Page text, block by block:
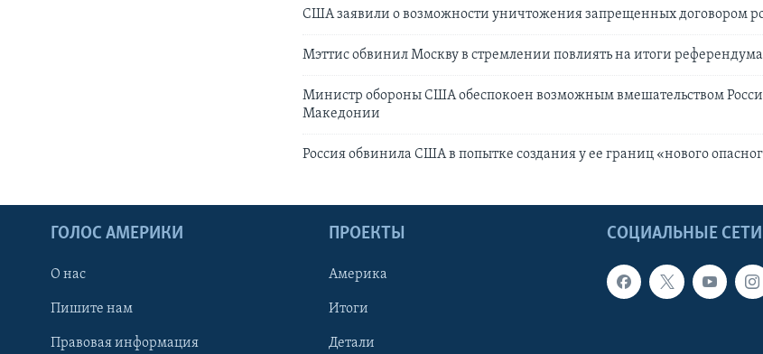
США заявили о возможности уничтожения запрещенных договором
Мэттис обвинил Москву в стремлении повлиять на итоги
Министр обороны США обеспокоен возможным вмешательством
Македонии
Россия обвинила США в попытке создания у ее границ «нового
СОЦИАЛЬНЫЕ СЕТИ
ГОЛОС АМЕРИКИ
О нас
Пишите нам
Правовая информация
ПРОЕКТЫ
Америка
Итоги
Детали